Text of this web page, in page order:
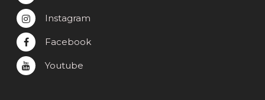
Instagram
Facebook
Youtube